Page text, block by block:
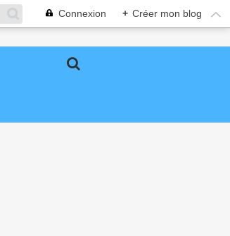
Connexion + Créer mon blog